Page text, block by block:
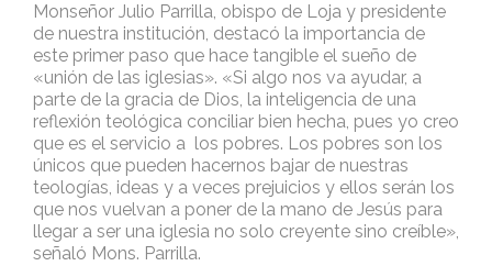
Monseñor Julio Parrilla, obispo de Loja y presidente
de nuestra institución, destacó la importancia de
este primer paso que hace tangible el sueño de
«unión de las iglesias». «Si algo nos va ayudar, a
parte de la gracia de Dios, la inteligencia de una
reflexión teológica conciliar bien hecha, pues yo creo
que es el servicio a los pobres. Los pobres son los
únicos que pueden hacernos bajar de nuestras
teologías, ideas y a veces prejuicios y ellos serán los
que nos vuelvan a poner de la mano de Jesús para
llegar a ser una iglesia no solo creyente sino creíble»,
señaló Mons. Parrilla.